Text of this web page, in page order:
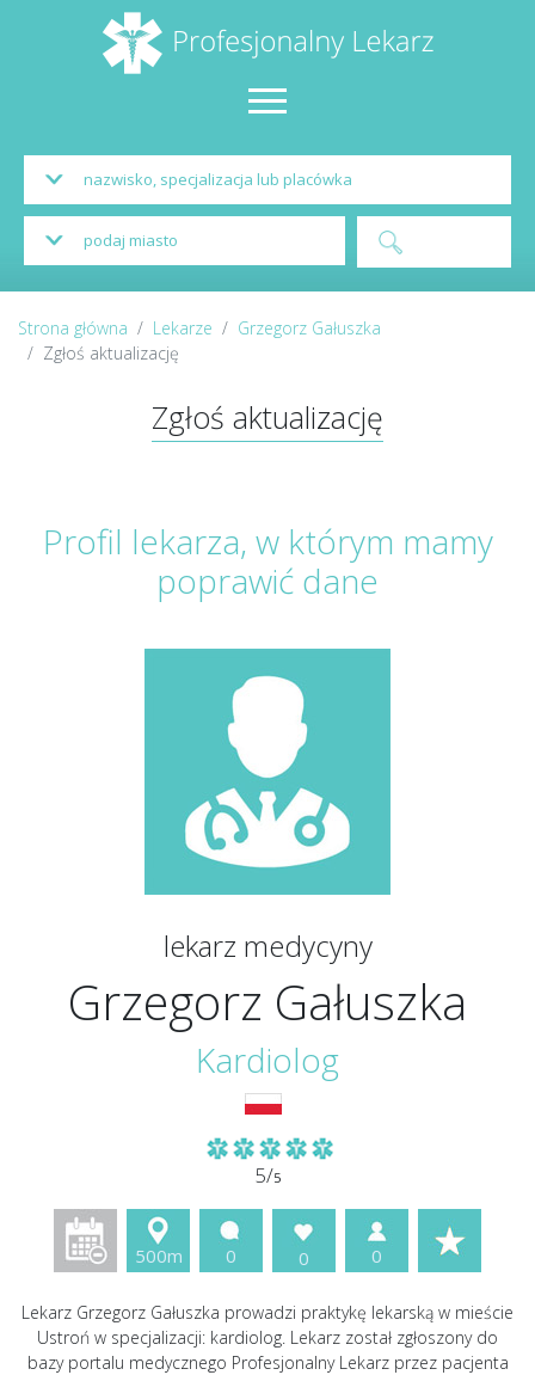
Strona główna Lekarze
Grzegorz Gałuszka
Zgłoś aktualizację
Zgłoś aktualizację
Profil lekarza, w którym mamy
poprawić dane
lekarz medycyny
Grzegorz Gałuszka
Kardiolog
5/5
500m 0 0 0
Lekarz Grzegorz Gałuszka prowadzi praktykę lekarską w mieście
Ustroń w specjalizacji: kardiolog. Lekarz został zgłoszony do
bazy portalu medycznego Profesjonalny Lekarz przez pacjenta